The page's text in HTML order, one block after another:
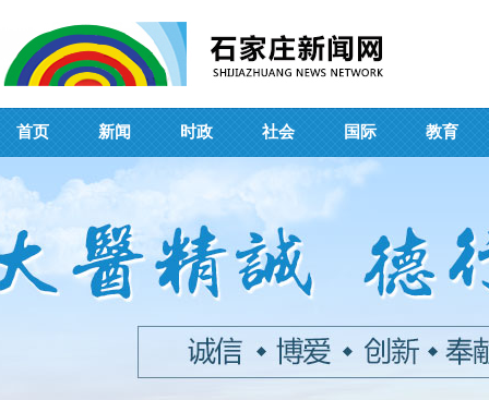
首页 新闻 时政 社会 国际 教育